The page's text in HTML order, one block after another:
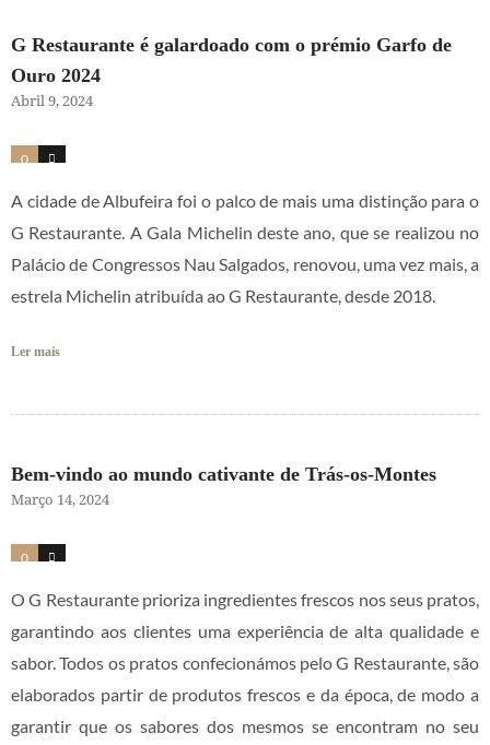
G Restaurante é galardoado com o prémio Garfo de
Ouro 2024
Abril 9, 2024
0 16
A cidade de Albufeira foi o palco de mais uma distinção para o
G Restaurante. A Gala Michelin deste ano, que se realizou no
Palácio de Congressos Nau Salgados, renovou, uma vez mais, a
estrela Michelin atribuída ao G Restaurante, desde 2018.
Ler mais
Bem-vindo ao mundo cativante de Trás-os-Montes
Março 14, 2024
0 1
O G Restaurante prioriza ingredientes frescos nos seus pratos,
garantindo aos clientes uma experiência de alta qualidade e
sabor. Todos os pratos confecionámos pelo G Restaurante, são
elaborados partir de produtos frescos e da época, de modo a
garantir que os sabores dos mesmos se encontram no seu